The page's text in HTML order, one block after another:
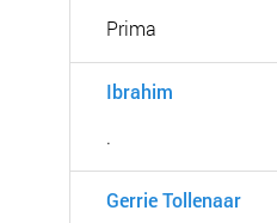
Prima
Ibrahim
.
Gerrie Tollenaar